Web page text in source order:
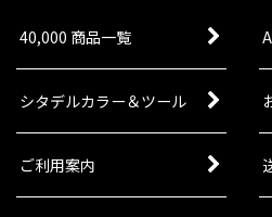
11,700
(税込)
1点
ゲーム「ウォーハンマ
モデルのシタデルミニ
スト・エターナルのア
ーム「エイジ・オヴ・
40,000 商品一覧
シタデルカラー＆ツール
ご利用案内